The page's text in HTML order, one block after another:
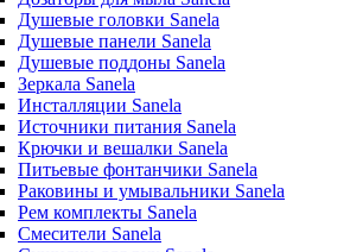
Душевые головки Sanela
Душевые панели Sanela
Душевые поддоны Sanela
Зеркала Sanela
Инсталляции Sanela
Источники питания Sanela
Крючки и вешалки Sanela
Питьевые фонтанчики Sanela
Раковины и умывальники Sanela
Рем комплекты Sanela
Смесители Sanela